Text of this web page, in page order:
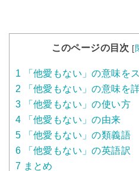
このページの目次 [
1 「他愛もない」の意味を
2 「他愛もない」の意味を
3 「他愛もない」の使い方
4 「他愛もない」の由来
5 「他愛もない」の類義語
6 「他愛もない」の英語訳
7 まとめ